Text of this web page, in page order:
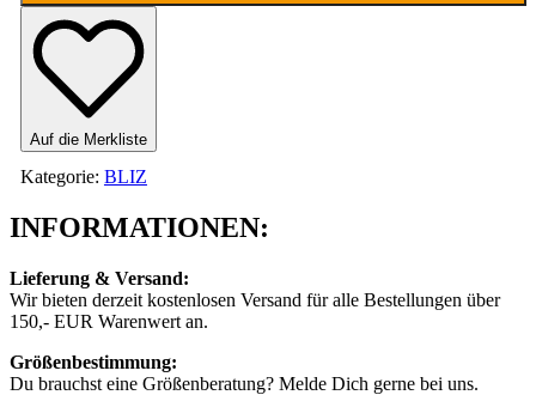
Auf die Merkliste
Kategorie: BLIZ
INFORMATIONEN:
Lieferung & Versand:
Wir bieten derzeit kostenlosen Versand für alle Bestellungen über
150,- EUR Warenwert an.
Größenbestimmung:
Du brauchst eine Größenberatung? Melde Dich gerne bei uns.